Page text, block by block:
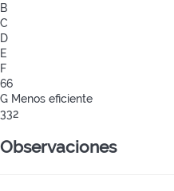
B
C
D
E
F
66
G Menos eficiente
332
Observaciones